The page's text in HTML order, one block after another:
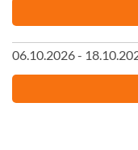
06.10.2026 -